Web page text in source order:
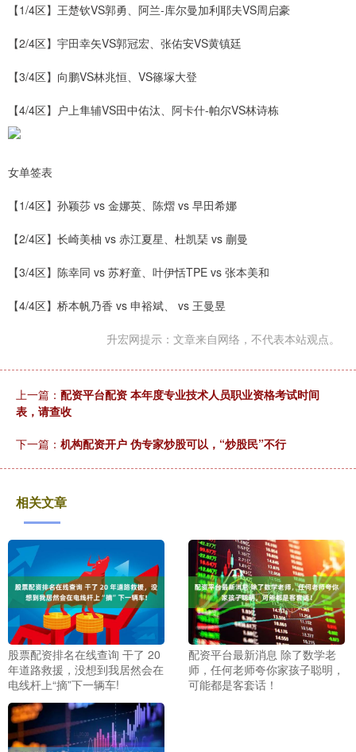
【1/4区】王楚钦VS郭勇、阿兰-库尔曼加利耶夫VS周启豪
【2/4区】宇田幸矢VS郭冠宏、张佑安VS黄镇廷
【3/4区】向鹏VS林兆恒、VS篠塚大登
【4/4区】户上隼辅VS田中佑汰、阿卡什-帕尔VS林诗栋
女单签表
【1/4区】孙颖莎 vs 金娜英、陈熠 vs 早田希娜
【2/4区】长崎美柚 vs 赤江夏星、杜凯琹 vs 蒯曼
【3/4区】陈幸同 vs 苏籽童、叶伊恬TPE vs 张本美和
【4/4区】桥本帆乃香 vs 申裕斌、 vs 王曼昱
升宏网提示：文章来自网络，不代表本站观点。
上一篇： 配资平台配资 本年度专业技术人员职业资格考试时间
表，请查收
下一篇： 机构配资开户 伪专家炒股可以，“炒股民”不行
相关文章
股票配资排名在线查询 干了 20
年道路救援，没想到我居然会在
电线杆上“摘”下一辆车!
配资平台最新消息 除了数学老
师，任何老师夸你家孩子聪明，
可能都是客套话！